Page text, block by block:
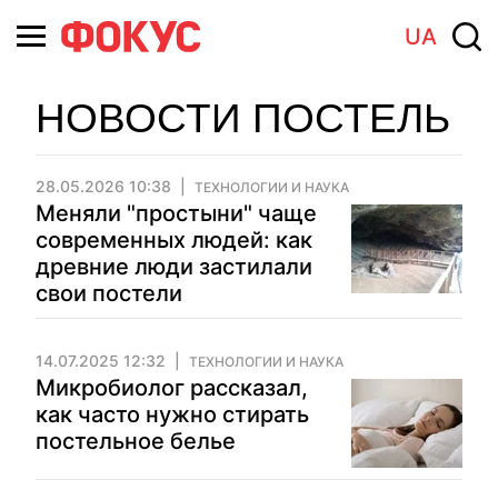
UA
НОВОСТИ ПОСТЕЛЬ
28.05.2026 10:38 ТЕХНОЛОГИИ И НАУКА
Меняли "простыни" чаще
современных людей: как
древние люди застилали
свои постели
14.07.2025 12:32 ТЕХНОЛОГИИ И НАУКА
Микробиолог рассказал,
как часто нужно стирать
постельное белье